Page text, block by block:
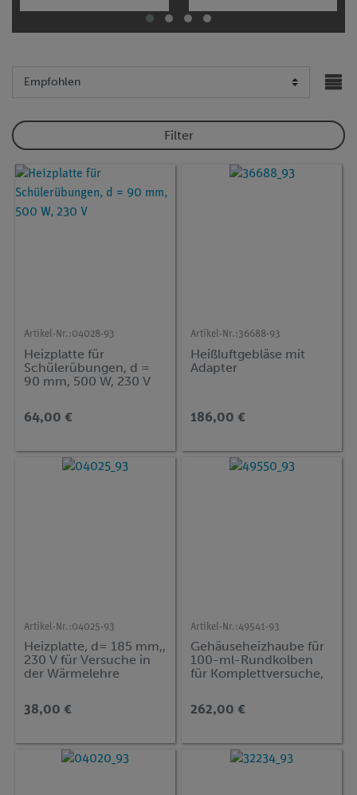
Filter
Artikel-Nr.:04028-93
Heizplatte für
Schülerübungen, d =
90 mm, 500 W, 230 V
64,00 €
Artikel-Nr.:36688-93
Heißluftgebläse mit
Adapter
186,00 €
Artikel-Nr.:04025-93
Heizplatte, d= 185 mm,,
230 V für Versuche in
der Wärmelehre
38,00 €
Artikel-Nr.:49541-93
Gehäuseheizhaube für
100-ml-Rundkolben
für Komplettversuche,
Personenschutzschalte
r, 230 V
262,00 €